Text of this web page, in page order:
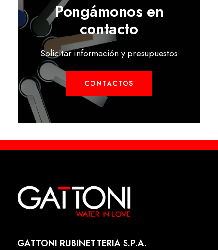
Pongámonos en
contacto
Solicitar información y presupuestos
CONTACTOS
GATTONI RUBINETTERIA S.P.A.